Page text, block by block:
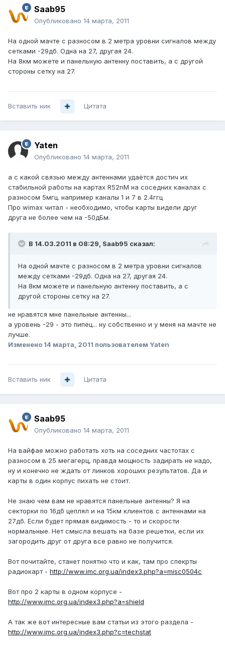
Saab95
Опубликовано 14 марта, 2011
На одной мачте с разносом в 2 метра уровни сигналов между
сетками -29дб. Одна на 27, другая 24.
На 8км можете и панельную антенну поставить, а с другой
стороны сетку на 27.
Вставить ник Цитата
Yaten
Опубликовано 14 марта, 2011
а с какой связью между антеннами удаётся достич их
стабильной работы на картах R52nM на соседних каналах с
разносом 5мгц. например каналы 1 и 7 в 2.4ггц
Про wimax читал - необходимо, чтобы карты видели друг
друга не более чем на -50дБм.
В 14.03.2011 в 08:29, Saab95 сказал:
На одной мачте с разносом в 2 метра уровни сигналов
между сетками -29дб. Одна на 27, другая 24.
На 8км можете и панельную антенну поставить, а с
другой стороны сетку на 27.
не нравятся мне панельные антенны...
а уровень -29 - это пипец... ну собственно и у меня на мачте не
лучше.
Изменено 14 марта, 2011 пользователем Yaten
Вставить ник Цитата
Saab95
Опубликовано 14 марта, 2011
На вайфае можно работать хоть на соседних частотах с
разносом в 25 мегагерц, правда мощность задирать не надо,
ну и конечно не ждать от линков хороших результатов. Да и
карты в один корпус пихать не стоит.
Не знаю чем вам не нравятся панельные антенны? Я на
секторки по 16дб цеплял и на 15км клиентов с антеннами на
27дб. Если будет прямая видимость - то и скорости
нормальные. Нет смысла вешать на базе решетки, если их
загородить друг от друга все равно не получится.
Вот почитайте, станет понятно что и как, там про спекрты
радиокарт - http://www.imc.org.ua/index3.php?a=misc0504c
Вот про 2 карты в одном корпусе -
http://www.imc.org.ua/index3.php?a=shield
А так же вот интересные вам статьи из этого раздела -
http://www.imc.org.ua/index3.php?c=techstat